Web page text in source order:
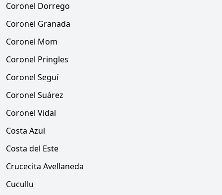
Coronel Dorrego
Coronel Granada
Coronel Mom
Coronel Pringles
Coronel Seguí
Coronel Suárez
Coronel Vidal
Costa Azul
Costa del Este
Crucecita Avellaneda
Cucullu